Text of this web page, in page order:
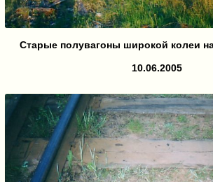
Старые полувагоны широкой колеи
10.06.2005